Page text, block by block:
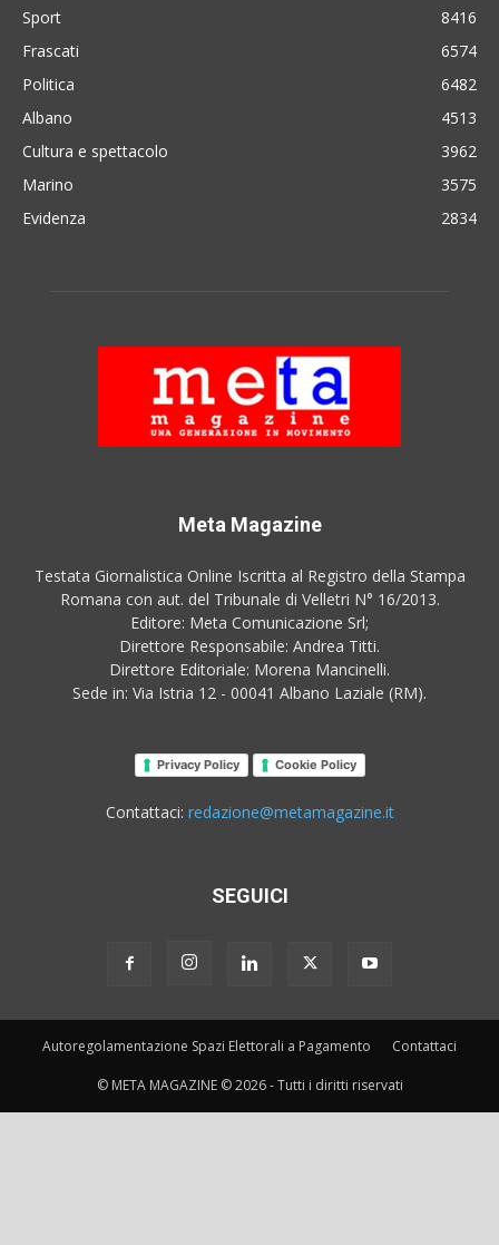
Sport
8416
Frascati
6574
Politica
6482
Albano
4513
Cultura e spettacolo
3962
Marino
3575
Evidenza
2834
Meta Magazine
Testata Giornalistica Online Iscritta al Registro della Stampa
Romana con aut. del Tribunale di Velletri N° 16/2013.
Editore: Meta Comunicazione Srl;
Direttore Responsabile: Andrea Titti.
Direttore Editoriale: Morena Mancinelli.
Sede in: Via Istria 12 - 00041 Albano Laziale (RM).
Privacy Policy Cookie Policy
Contattaci: redazione@metamagazine.it
SEGUICI
Autoregolamentazione Spazi Elettorali a Pagamento Contattaci
© META MAGAZINE © 2026 - Tutti i diritti riservati